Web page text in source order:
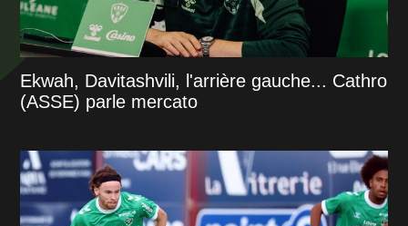
Ekwah, Davitashvili, l'arrière gauche... Cathro
(ASSE) parle mercato